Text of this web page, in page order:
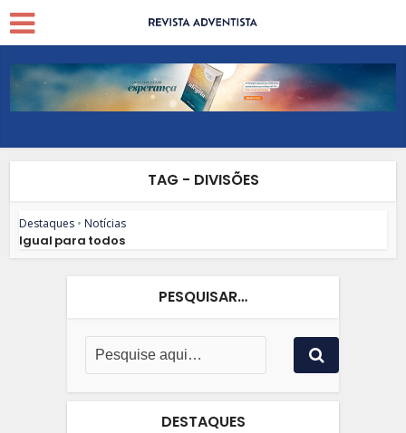
TAG - DIVISÕES
Destaques • Notícias
Igual para todos
PESQUISAR…
DESTAQUES